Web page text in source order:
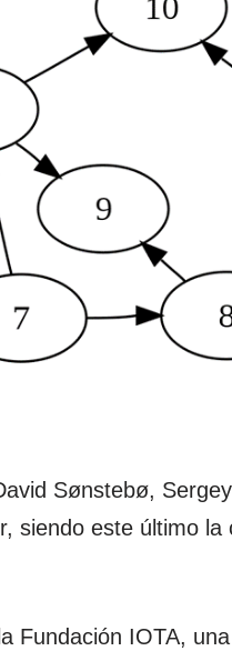
Sønstebø,
siendo este último la
Fundación IOTA,